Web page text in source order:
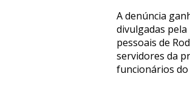
A denúncia
divulgadas
pessoais de
servidores da
funcionários do